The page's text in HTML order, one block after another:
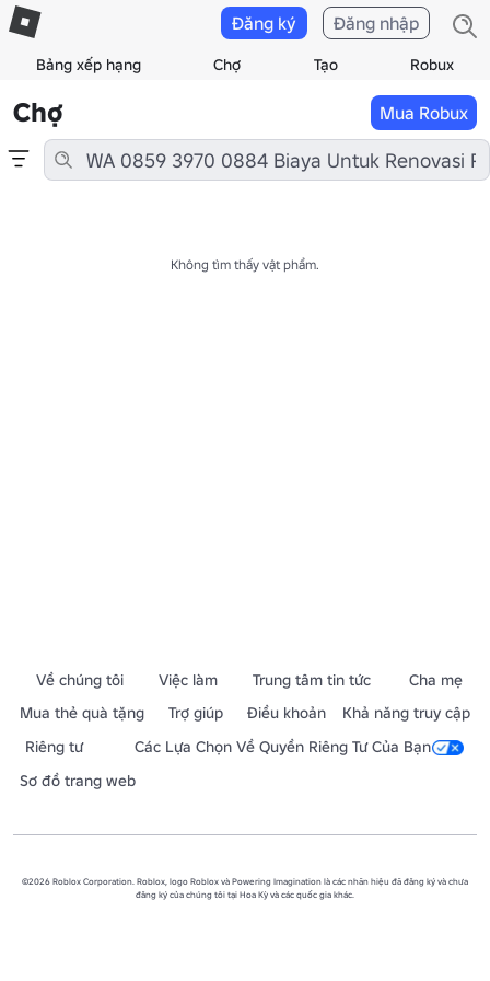
Bảng xếp hạng Chợ Tạo Robux
Đăng ký Đăng nhập
Chợ Mua Robux
Không tìm thấy vật phẩm.
Về chúng tôi Việc làm Trung tâm tin tức
Cha mẹ
Mua thẻ quà tặng
Trợ giúp Điều khoản
Khả năng truy cập
Riêng tư
Các Lựa Chọn Về Quyền Riêng Tư Của Bạn
Sơ đồ trang web
©2026 Roblox Corporation. Roblox, logo Roblox và Powering Imagination là các nhãn hiệu đã đăng ký và chưa
đăng ký của chúng tôi tại Hoa Kỳ và các quốc gia khác.